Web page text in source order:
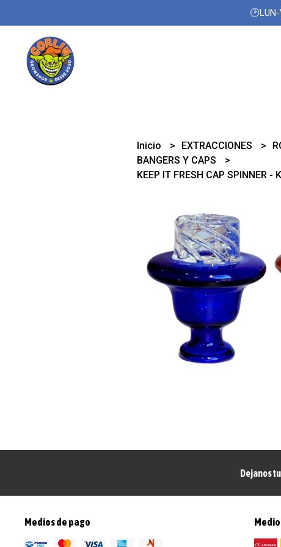
Inicio EXTRACCIONES
BANGERS Y CAPS
KEEP IT FRESH CAP SPINNER -
Dejanos
Medios de pago